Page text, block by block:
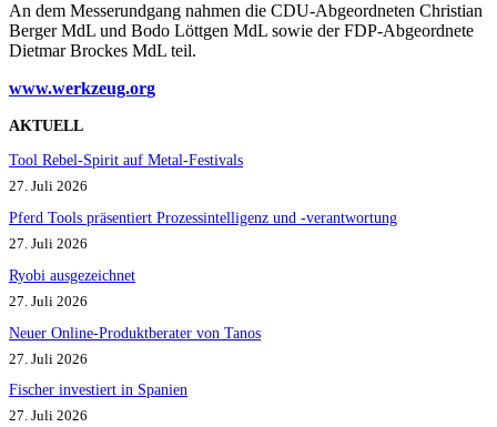
An dem Messerundgang nahmen die CDU-Abgeordneten Christian
Berger MdL und Bodo Löttgen MdL sowie der FDP-Abgeordnete
Dietmar Brockes MdL teil.
www.werkzeug.org
AKTUELL
Tool Rebel-Spirit auf Metal-Festivals
27. Juli 2026
Pferd Tools präsentiert Prozessintelligenz und -verantwortung
27. Juli 2026
Ryobi ausgezeichnet
27. Juli 2026
Neuer Online-Produktberater von Tanos
27. Juli 2026
Fischer investiert in Spanien
27. Juli 2026